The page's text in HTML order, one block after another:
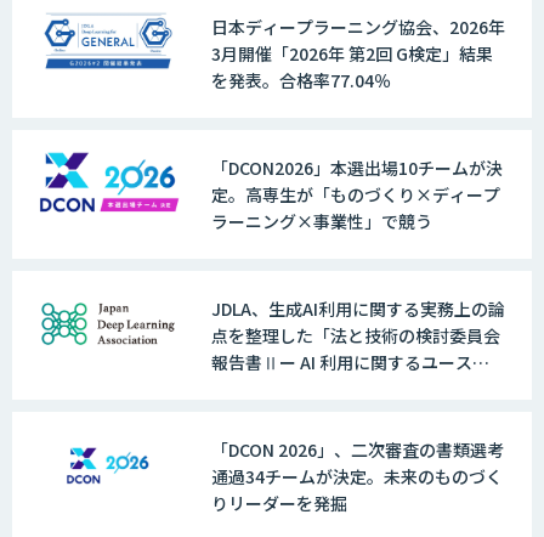
日本ディープラーニング協会、2026年
3月開催「2026年 第2回 G検定」結果
を発表。合格率77.04％
「DCON2026」本選出場10チームが決
定。高専生が「ものづくり×ディープ
ラーニング×事業性」で競う
JDLA、生成AI利用に関する実務上の論
点を整理した「法と技術の検討委員会
報告書Ⅱー AI 利用に関するユースケ
「DCON 2026」、二次審査の書類選考
通過34チームが決定。未来のものづく
りリーダーを発掘